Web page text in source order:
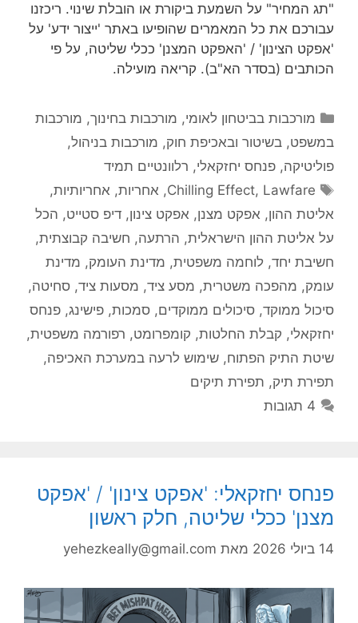
"תג המחיר" על השמעת ביקורת או הובלת שינוי. ריכזנו
עבורכם את כל המאמרים שהופיעו באתר 'ייצור ידע' על
'אפקט הצינון' / 'האפקט המצנן' ככלי שליטה, על פי
הכותבים (בסדר הא"ב). קריאה מועילה.
קטגוריות
מורכבות בביטחון לאומי, מורכבות בחינוך, מורכבות
במשפט, בשיטור ובאכיפת חוק, מורכבות בניהול,
פוליטיקה, פנחס יחזקאלי, רלוונטיים תמיד
תגיות
Chilling Effect, Lawfare
, אחריות, אחריותיות,
אליטת ההון, אפקט מצנן, אפקט צינון, דיפ סטייט, הכל
על אליטת ההון הישראלית, הרתעה, חשיבה קבוצתית,
חשיבת יחד, לוחמה משפטית, מדינת העומק, מדינת
עומק, מהפכה משטרית, מסע ציד, מסעות ציד, סחיטה,
סיכול ממוקד, סיכולים ממוקדים, סמכות, פישינג, פנחס
יחזקאלי, קבלת החלטות, קומפרומט, רפורמה משפטית,
שיטת התיק הפתוח, שימוש לרעה במערכת האכיפה,
תפירת תיק, תפירת תיקים
4 תגובות
פנחס יחזקאלי: 'אפקט צינון' / 'אפקט
מצנן' ככלי שליטה, חלק ראשון
14 ביולי 2026 מאת yehezkeally@gmail.com